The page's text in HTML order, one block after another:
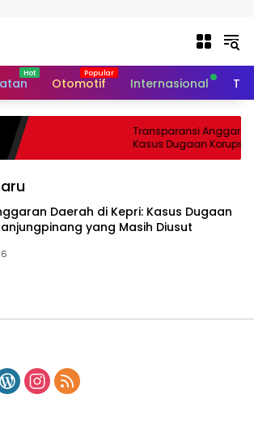
Otomotif Internasional
Transparansi Anggaran
Kasus Dugaan Korupsi
Tanjungpinang yang
Daerah di Kepri: Kasus Dugaan
yang Masih Diusut